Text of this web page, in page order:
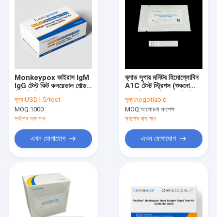
পণ্য
আমাদের সম্পর্কে
Monkeypox ভাইরাস IgM
IgG টেস্ট কিট কলয়েডাল গোল্ড
মূল্য:USD1.5/test
MOQ:1000
সর্বশেষ দাম পান
এখন যোগাযোগ
ব্লাড সুগার মনিটর হিমোগ্লোবিন
A1C টেস্ট স্ট্রিপস (শুকনো
মূল্য:negotiable
MOQ:আলোচনা সাপেক্ষ
সর্বশেষ দাম পান
এখন যোগাযোগ